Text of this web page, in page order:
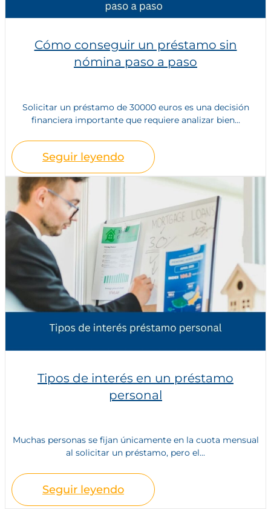
Cómo conseguir un préstamo sin
nómina paso a paso
Solicitar un préstamo de 30000 euros es una decisión
financiera importante que requiere analizar bien...
Seguir leyendo
Tipos de interés en un préstamo
personal
Muchas personas se fijan únicamente en la cuota mensual
al solicitar un préstamo, pero el...
Seguir leyendo